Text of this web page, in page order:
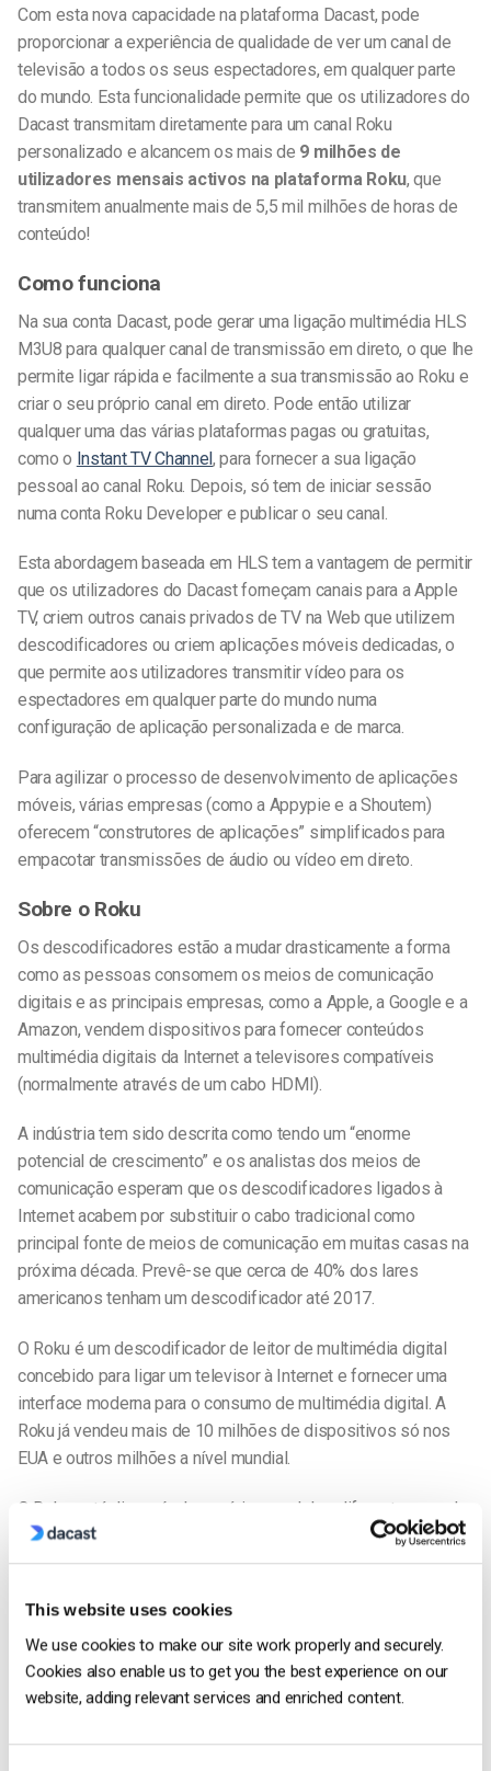
This website uses cookies
We use cookies to make our site work properly and securely.
Cookies also enable us to get you the best experience on our
website, adding relevant services and enriched content.
Com esta nova capacidade na plataforma Dacast, pode
proporcionar a experiência de qualidade de ver um canal de
televisão a todos os seus espectadores, em qualquer parte
do mundo. Esta funcionalidade permite que os utilizadores do
Dacast transmitam diretamente para um canal Roku
personalizado e alcancem os mais de 9 milhões de
utilizadores mensais activos na plataforma Roku, que
transmitem anualmente mais de 5,5 mil milhões de horas de
conteúdo!
Como funciona
Na sua conta Dacast, pode gerar uma ligação multimédia HLS
M3U8 para qualquer canal de transmissão em direto, o que lhe
permite ligar rápida e facilmente a sua transmissão ao Roku e
criar o seu próprio canal em direto. Pode então utilizar
qualquer uma das várias plataformas pagas ou gratuitas,
como o Instant TV Channel, para fornecer a sua ligação
pessoal ao canal Roku. Depois, só tem de iniciar sessão
numa conta Roku Developer e publicar o seu canal.
Esta abordagem baseada em HLS tem a vantagem de permitir
que os utilizadores do Dacast forneçam canais para a Apple
TV, criem outros canais privados de TV na Web que utilizem
descodificadores ou criem aplicações móveis dedicadas, o
que permite aos utilizadores transmitir vídeo para os
espectadores em qualquer parte do mundo numa
configuração de aplicação personalizada e de marca.
Para agilizar o processo de desenvolvimento de aplicações
móveis, várias empresas (como a Appypie e a Shoutem)
oferecem “construtores de aplicações” simplificados para
empacotar transmissões de áudio ou vídeo em direto.
Sobre o Roku
Os descodificadores estão a mudar drasticamente a forma
como as pessoas consomem os meios de comunicação
digitais e as principais empresas, como a Apple, a Google e a
Amazon, vendem dispositivos para fornecer conteúdos
multimédia digitais da Internet a televisores compatíveis
(normalmente através de um cabo HDMI).
A indústria tem sido descrita como tendo um “enorme
potencial de crescimento” e os analistas dos meios de
comunicação esperam que os descodificadores ligados à
Internet acabem por substituir o cabo tradicional como
principal fonte de meios de comunicação em muitas casas na
próxima década. Prevê-se que cerca de 40% dos lares
americanos tenham um descodificador até 2017.
O Roku é um descodificador de leitor de multimédia digital
concebido para ligar um televisor à Internet e fornecer uma
interface moderna para o consumo de multimédia digital. A
Roku já vendeu mais de 10 milhões de dispositivos só nos
EUA e outros milhões a nível mundial.
O Roku está disponível em vários modelos diferentes, sendo
o mais básico um dispositivo pequeno e económico que se
liga diretamente ao seu televisor. Os dispositivos Roku topo
algumas funcionalidades adicionais. A Roku também
estabeleceu parcerias com vários fabricantes de televisores
para vender smart TVs com dispositivos Roku integrados
para facilitar a utilização.
No entanto, todos os modelos Roku suportam canais Dacast.